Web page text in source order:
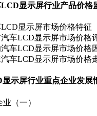
显示屏行业产品价格
示屏市场价格特征
显示屏市场价格
显示屏市场价格
显示屏市场价格走
示屏行业重点企业发展
（一）